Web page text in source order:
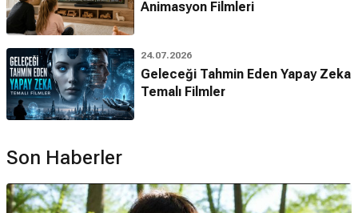
Animasyon Filmleri
24.07.2026
Geleceği Tahmin Eden Yapay Zeka
Temalı Filmler
Son Haberler